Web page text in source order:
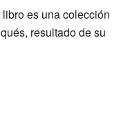
es una colección
resultado de su